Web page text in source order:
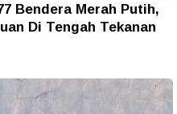
Bendera Merah Putih,
Di Tengah Tekanan